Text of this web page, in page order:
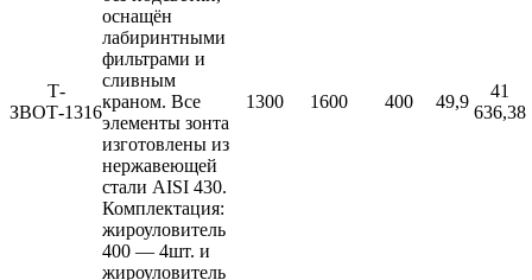
Т-
ЗВОТ-1316
оснащён
лабиринтными
фильтрами и
сливным
краном. Все
элементы зонта
изготовлены из
нержавеющей
стали AISI 430.
Комплектация:
жироуловитель
400 — 4шт. и
жироуловитель
1300 1600 400 49,9
41
636,38